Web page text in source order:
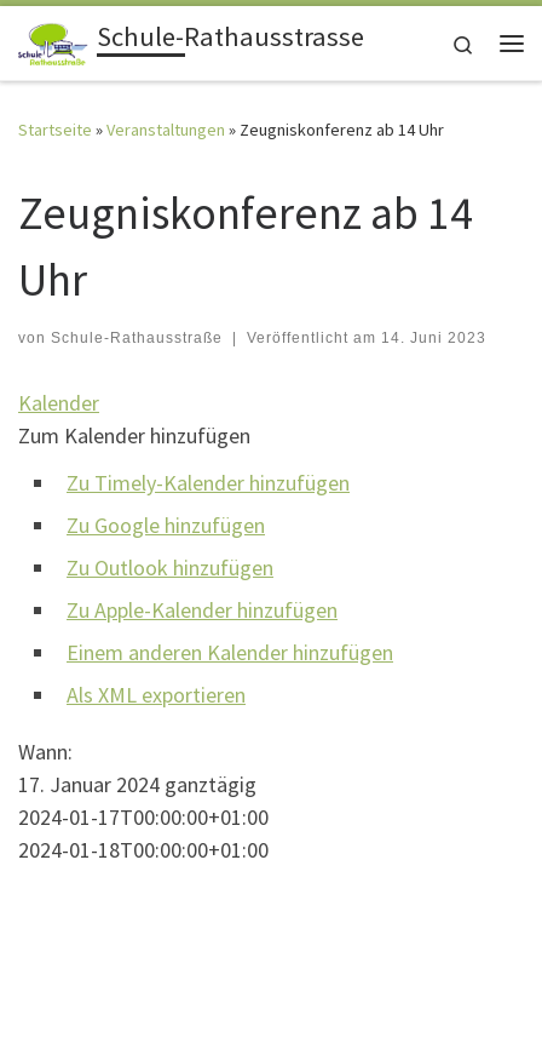
Zum Inhalt springen
Schule-Rathausstrasse
Search
Startseite »Veranstaltungen » Zeugniskonferenz ab 14 Uhr
Zeugniskonferenz ab 14
Uhr
von Schule-Rathausstraße | Veröffentlicht am 14. Juni 2023
Kalender
Zum Kalender hinzufügen
Zu Timely-Kalender hinzufügen
Zu Google hinzufügen
Zu Outlook hinzufügen
Zu Apple-Kalender hinzufügen
Einem anderen Kalender hinzufügen
Als XML exportieren
Wann:
17. Januar 2024 ganztägig
2024-01-17T00:00:00+01:00
2024-01-18T00:00:00+01:00